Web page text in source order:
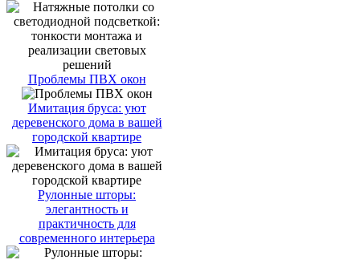
Проблемы ПВХ окон
Имитация бруса: уют
деревенского дома в вашей
городской квартире
Рулонные шторы:
элегантность и
практичность для
современного интерьера